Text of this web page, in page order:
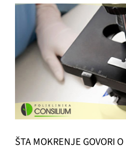
Larger
Image
ŠTA MOKRENJE GOVORI